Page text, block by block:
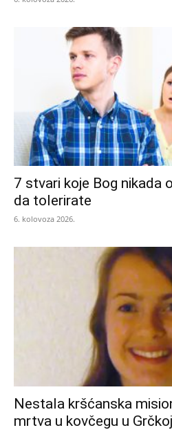
7 stvari koje Bog nikada
da tolerirate
6. kolovoza 2026.
Nestala kršćanska
mrtva u kovčegu u Grčkoj